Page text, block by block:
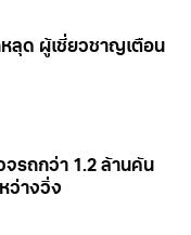
ลุด ผู้เชี่ยวชาญเตือน
จรถกว่า 1.2 ล้านคัน
ว่างวิ่ง